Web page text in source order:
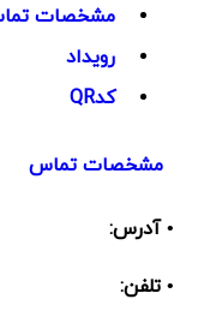
مشخصات
رویداد
کدQR
مشخصات تماس
• آدرس:
• تلفن: